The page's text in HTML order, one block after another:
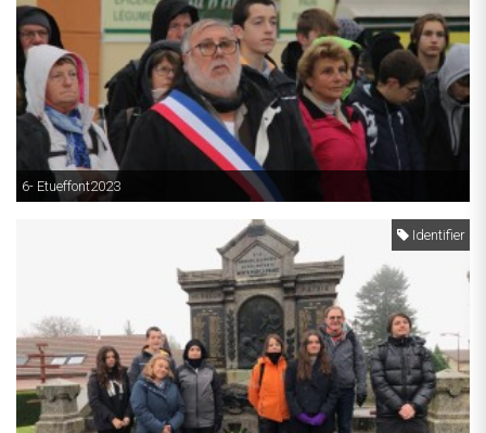
6- Etueffont2023
Identifier